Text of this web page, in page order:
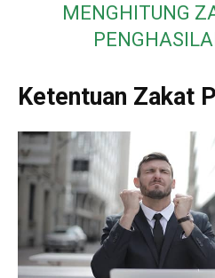
MENGHITUNG
Ketentuan Zakat